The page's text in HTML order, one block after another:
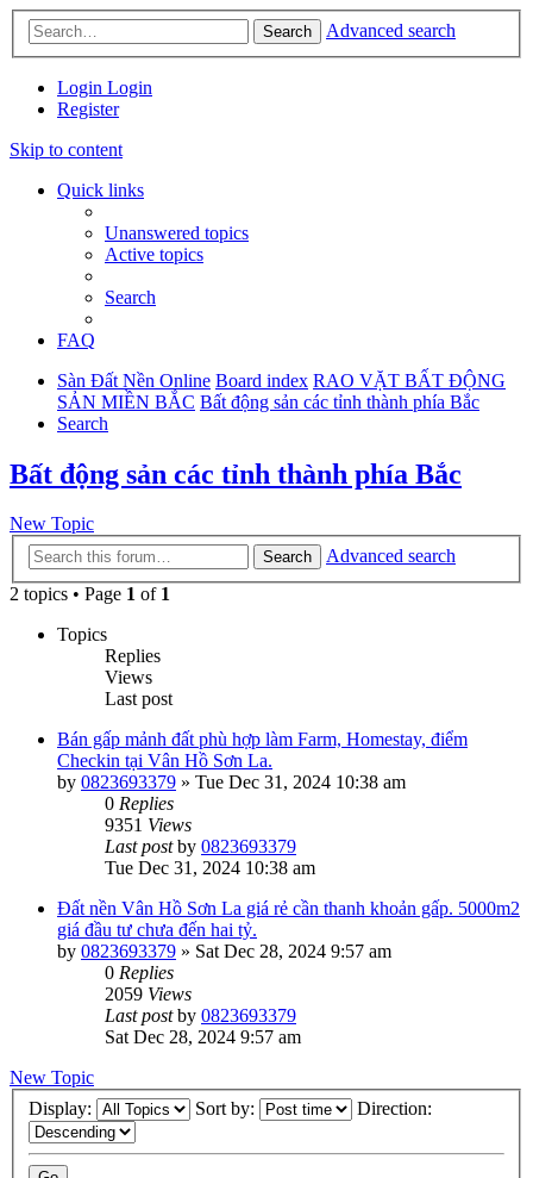
Search Advanced search
Login Login
Register
Skip to content
Quick links
Unanswered topics
Active topics
Search
FAQ
Sàn Đất Nền Online Board index RAO VẶT BẤT ĐỘNG
SẢN MIỀN BẮC Bất động sản các tỉnh thành phía Bắc
Search
Bất động sản các tỉnh thành phía Bắc
New Topic
Search
Advanced search
2 topics • Page 1 of 1
Topics
Replies
Views
Last post
Bán gấp mảnh đất phù hợp làm Farm, Homestay, điểm
Checkin tại Vân Hồ Sơn La.
by 0823693379 » Tue Dec 31, 2024 10:38 am
0 Replies
9351 Views
Last postby 0823693379
Tue Dec 31, 2024 10:38 am
Đất nền Vân Hồ Sơn La giá rẻ cần thanh khoản gấp. 5000m2
giá đầu tư chưa đến hai tỷ.
by 0823693379 » Sat Dec 28, 2024 9:57 am
0 Replies
2059 Views
Last postby 0823693379
Sat Dec 28, 2024 9:57 am
New Topic
Display:
Sort by: Direction: